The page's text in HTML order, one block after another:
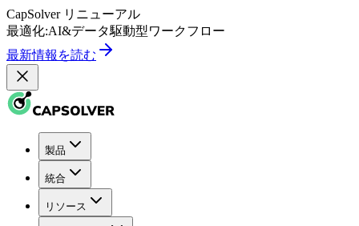
CapSolver リニューアル
最適化:AI&データ駆動型ワークフロー
最新情報を読む
製品
統合
リソース